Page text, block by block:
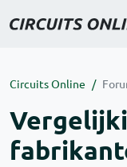
Circuits Online